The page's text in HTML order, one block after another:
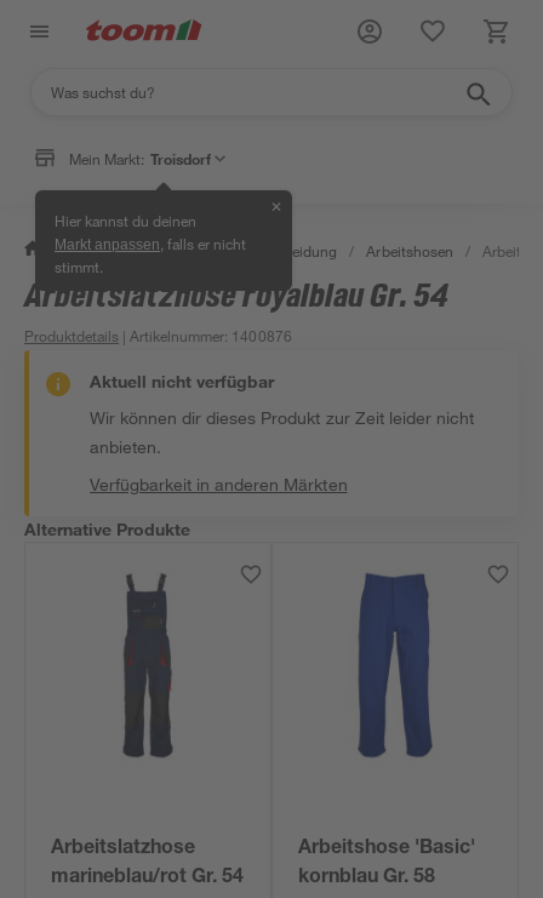
Mein Markt: Troisdorf
Hier kannst du deinen
Markt anpassen , falls er nicht
stimmt.
✕
/ Bauen & Renovieren / Arbeitskleidung / Arbeitshosen /
Arbeitslatzhose royalblau Gr. 54
Produktdetails | Artikelnummer: 1400876
Aktuell nicht verfügbar
Wir können dir dieses Produkt zur Zeit leider nicht
anbieten.
Verfügbarkeit in anderen Märkten
Alternative Produkte
Arbeitslatzhose
marineblau/rot Gr. 54
Arbeitshose 'Basic'
kornblau Gr. 58